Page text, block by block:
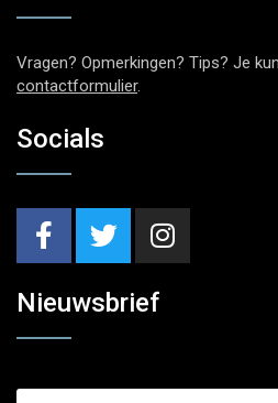
Vragen? Opmerkingen? Tips? Je
contactformulier.
Socials
Nieuwsbrief